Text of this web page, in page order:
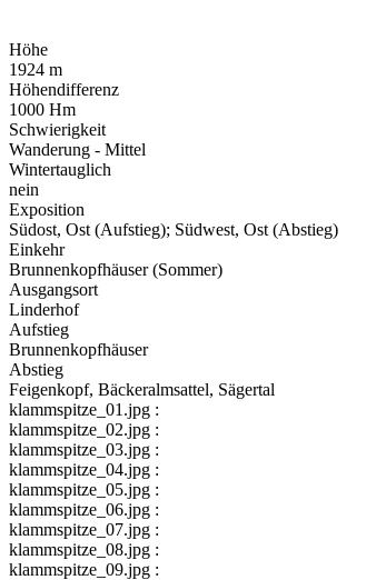
Höhe
1924 m
Höhendifferenz
1000 Hm
Schwierigkeit
Wanderung - Mittel
Wintertauglich
nein
Exposition
Südost, Ost (Aufstieg); Südwest, Ost (Abstieg)
Einkehr
Brunnenkopfhäuser (Sommer)
Ausgangsort
Linderhof
Aufstieg
Brunnenkopfhäuser
Abstieg
Feigenkopf, Bäckeralmsattel, Sägertal
klammspitze_01.jpg :
klammspitze_02.jpg :
klammspitze_03.jpg :
klammspitze_04.jpg :
klammspitze_05.jpg :
klammspitze_06.jpg :
klammspitze_07.jpg :
klammspitze_08.jpg :
klammspitze_09.jpg :